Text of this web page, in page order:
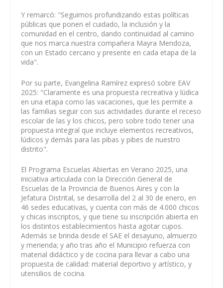
Y remarcó: "Seguimos profundizando estas políticas
públicas que ponen el cuidado, la inclusión y la
comunidad en el centro, dando continuidad al camino
que nos marca nuestra compañera Mayra Mendoza,
con un Estado cercano y presente en cada etapa de la
vida".
Por su parte, Evangelina Ramírez expresó sobre EAV
2025: "Claramente es una propuesta recreativa y lúdica
en una etapa como las vacaciones, que les permite a
las familias seguir con sus actividades durante el receso
escolar de las y los chicos, pero sobre todo tener una
propuesta integral que incluye elementos recreativos,
lúdicos y demás para las pibas y pibes de nuestro
distrito".
El Programa Escuelas Abiertas en Verano 2025, una
iniciativa articulada con la Dirección General de
Escuelas de la Provincia de Buenos Aires y con la
Jefatura Distrital, se desarrolla del 2 al 30 de enero, en
46 sedes educativas, y cuenta con más de 4.000 chicos
y chicas inscriptos, y que tiene su inscripción abierta en
los distintos establecimientos hasta agotar cupos.
Además se brinda desde el SAE el desayuno, almuerzo
y merienda; y año tras año el Municipio refuerza con
material didáctico y de cocina para llevar a cabo una
propuesta de calidad: material deportivo y artístico, y
utensilios de cocina.